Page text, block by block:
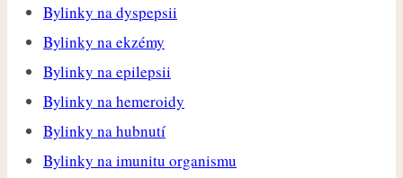
Bylinky na dyspepsii
Bylinky na ekzémy
Bylinky na epilepsii
Bylinky na hemeroidy
Bylinky na hubnutí
Bylinky na imunitu organismu